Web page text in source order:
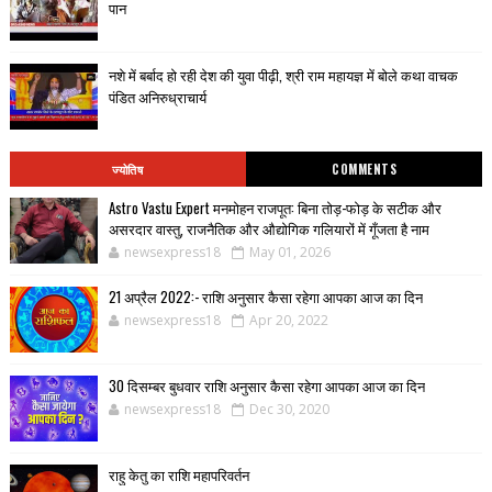
पान
नशे में बर्बाद हो रही देश की युवा पीढ़ी, श्री राम महायज्ञ में बोले कथा वाचक
पंडित अनिरुध्राचार्य
ज्योतिष COMMENTS
Astro Vastu Expert मनमोहन राजपूत: बिना तोड़-फोड़ के सटीक और
असरदार वास्तु, राजनैतिक और औद्योगिक गलियारों में गूँजता है नाम
newsexpress18 May 01, 2026
21 अप्रैल 2022:- राशि अनुसार कैसा रहेगा आपका आज का दिन
newsexpress18 Apr 20, 2022
30 दिसम्बर बुधवार राशि अनुसार कैसा रहेगा आपका आज का दिन
newsexpress18 Dec 30, 2020
राहु केतु का राशि महापरिवर्तन